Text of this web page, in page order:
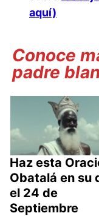
aquí)
Conoce
padre
Haz esta
Obatalá en su
el 24 de
Septiembre